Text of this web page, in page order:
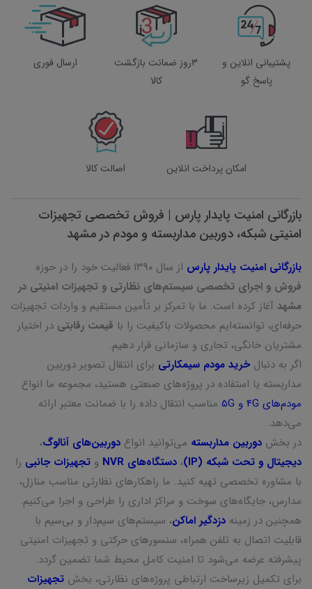
پشتیبانی انلاین و
پاسخ گو
3روز ضمانت بازگشت
کالا
ارسال فوری
امکان پرداخت انلاین اصالت کالا
بازرگانی امنیت پایدار پارس | فروش تخصصی تجهیزات
امنیتی شبکه، دوربین مداربسته و مودم در مشهد
بازرگانی امنیت پایدار پارس از سال ۱۳۹۰ فعالیت خود را در حوزه
فروش و اجرای تخصصی سیستم‌های نظارتی و تجهیزات امنیتی در
مشهد آغاز کرده است. ما با تمرکز بر تأمین مستقیم و واردات تجهیزات
حرفه‌ای، توانسته‌ایم محصولات باکیفیت را با قیمت رقابتی در اختیار
مشتریان خانگی، تجاری و سازمانی قرار دهیم.
اگر به دنبالخرید مودم سیمکارتی برای انتقال تصویر دوربین
مداربسته یا استفاده در پروژه‌های صنعتی هستید، مجموعه ما انواع
مودم‌های 4G و 5G
مناسب انتقال داده را با ضمانت معتبر ارائه
می‌دهد.
در بخش دوربین مداربسته می‌توانید انواع دوربین‌های آنالوگ،
دیجیتال و تحت شبکه (IP)
، دستگاه‌های NVR و تجهیزات جانبی را
با مشاوره تخصصی تهیه کنید. ما راهکارهای نظارتی مناسب منازل،
مدارس، جایگاه‌های سوخت و مراکز اداری را طراحی و اجرا می‌کنیم.
همچنین در زمینه دزدگیر اماکن، سیستم‌های سیم‌دار و بی‌سیم با
قابلیت اتصال به تلفن همراه، سنسورهای حرکتی و تجهیزات امنیتی
پیشرفته عرضه می‌شود تا امنیت کامل محیط شما تضمین گردد.
برای تکمیل زیرساخت ارتباطی پروژه‌های نظارتی، بخش تجهیزات